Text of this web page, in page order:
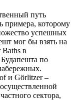
путь
примера, которому
успешных
мог бы взять на
в
по
и Görlitzer –
сектора,